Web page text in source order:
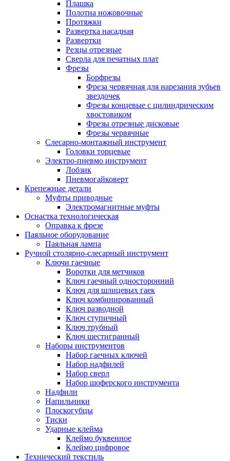
Плашка
Полотна ножовочные
Протяжки
Развертка насадная
Развертки
Резцы отрезные
Сверла для печатных плат
Фрезы
Борфрезы
Фреза червячная для нарезания зубьев
звездочек
Фрезы концевые с цилиндрическим
хвостовиком
Фрезы отрезные дисковые
Фрезы червячные
Слесарно-монтажный инструмент
Головки торцевые
Электро-пневмо инструмент
Лобзик
Пневмогайковерт
Крепежные детали
Муфты приводные
Электромагнитные муфты
Оснастка технологическая
Оправка к фрезе
Паяльное оборудование
Паяльная лампа
Ручной столярно-слесарный инструмент
Ключи гаечные
Воротки для метчиков
Ключ гаечный односторонний
Ключ для шлицевых гаек
Ключ комбинированный
Ключ разводной
Ключ ступичный
Ключ трубный
Ключ шестигранный
Наборы инструментов
Набор гаечных ключей
Набор надфилей
Набор сверл
Набор шоферского инструмента
Надфили
Напильники
Плоскогубцы
Тиски
Ударные клейма
Клеймо буквенное
Клеймо цифровое
Технический текстиль